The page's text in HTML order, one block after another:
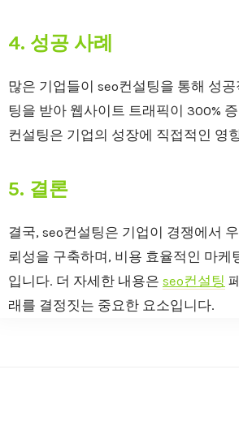
4. 성공 사례
많은 기업들이 seo컨설팅을 통해 성
팅을 받아 웹사이트 트래픽이 300%
컨설팅은 기업의 성장에 직접적인 영
5. 결론
결국, seo컨설팅은 기업이 경쟁에서
뢰성을 구축하며, 비용 효율적인 마
입니다. 더 자세한 내용은 seo컨설팅
래를 결정짓는 중요한 요소입니다.